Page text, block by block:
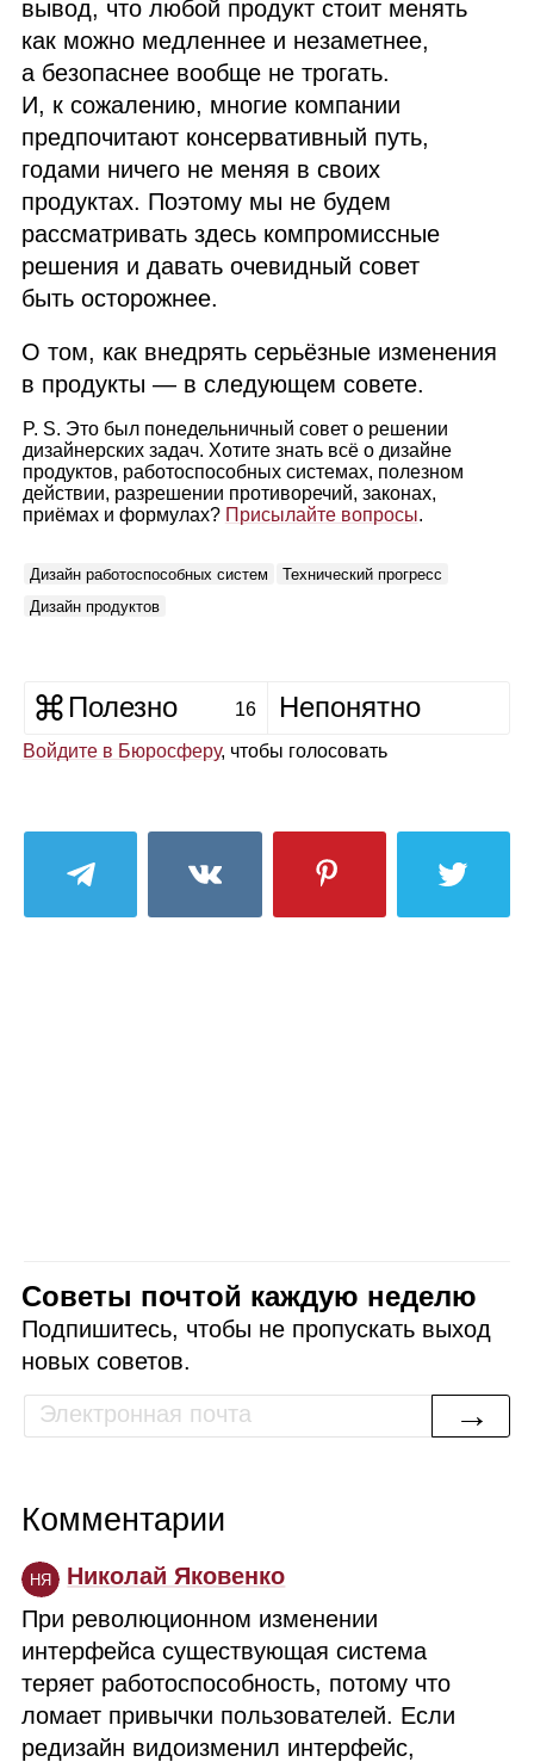
вывод, что любой продукт стоит менять
как можно медленнее и незаметнее,
а безопаснее вообще не трогать.
И, к сожалению, многие компании
предпочитают консервативный путь,
годами ничего не меняя в своих
продуктах. Поэтому мы не будем
рассматривать здесь компромиссные
решения и давать очевидный совет
быть осторожнее.
О том, как внедрять серьёзные изменения
в продукты — в следующем совете.
P. S. Это был понедельничный совет о решении
дизайнерских задач. Хотите знать всё о дизайне
продуктов, работоспособных системах, полезном
действии, разрешении противоречий, законах,
приёмах и формулах? Присылайте вопросы.
Дизайн работоспособных систем
Технический прогресс
Дизайн продуктов
Полезно 16 Непонятно
Войдите в Бюросферу, чтобы голосовать
Советы почтой каждую неделю
Подпишитесь, чтобы не пропускать выход
новых советов.
→
Комментарии
НЯ
Николай Яковенко
При революционном изменении
интерфейса существующая система
теряет работоспособность, потому что
ломает привычки пользователей. Если
редизайн видоизменил интерфейс,